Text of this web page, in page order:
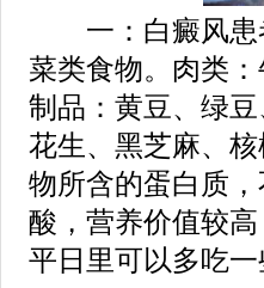
一：白癜风患
菜类食物。肉类
制品：黄豆、绿
花生、黑芝麻、
物所含的蛋白质
酸，营养价值较
平日里可以多吃一